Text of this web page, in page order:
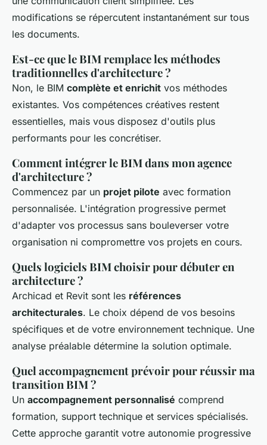
modifications se répercutent instantanément sur tous
les documents.
Est-ce que le BIM remplace les méthodes
traditionnelles d'architecture ?
Non, le BIM complète et enrichit vos méthodes
existantes. Vos compétences créatives restent
essentielles, mais vous disposez d'outils plus
performants pour les concrétiser.
Comment intégrer le BIM dans mon agence
d'architecture ?
Commencez par un projet pilote avec formation
personnalisée. L'intégration progressive permet
d'adapter vos processus sans bouleverser votre
organisation ni compromettre vos projets en cours.
Quels logiciels BIM choisir pour débuter en
architecture ?
Archicad et Revit sont les références
architecturales. Le choix dépend de vos besoins
spécifiques et de votre environnement technique. Une
analyse préalable détermine la solution optimale.
Quel accompagnement prévoir pour réussir ma
transition BIM ?
Un accompagnement personnalisé comprend
formation, support technique et services spécialisés.
Cette approche garantit votre autonomie progressive